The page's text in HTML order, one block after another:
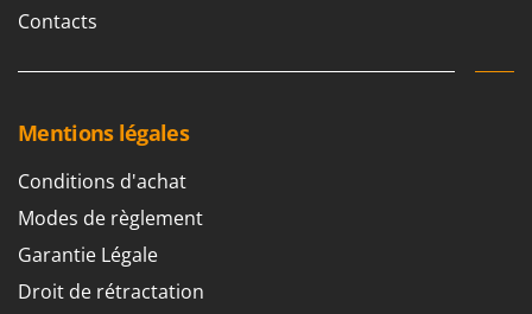
Contacts
Mentions légales
Conditions d'achat
Modes de règlement
Garantie Légale
Droit de rétractation